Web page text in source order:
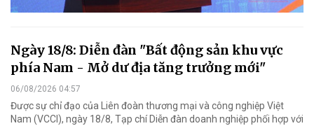
Ngày 18/8: Diễn đàn "Bất động sản khu vực
phía Nam - Mở dư địa tăng trưởng mới"
06/08/2026 04:57
Được sự chỉ đạo của Liên đoàn thương mại và công nghiệp Việt
Nam (VCCI), ngày 18/8, Tạp chí Diễn đàn doanh nghiệp phối hợp với